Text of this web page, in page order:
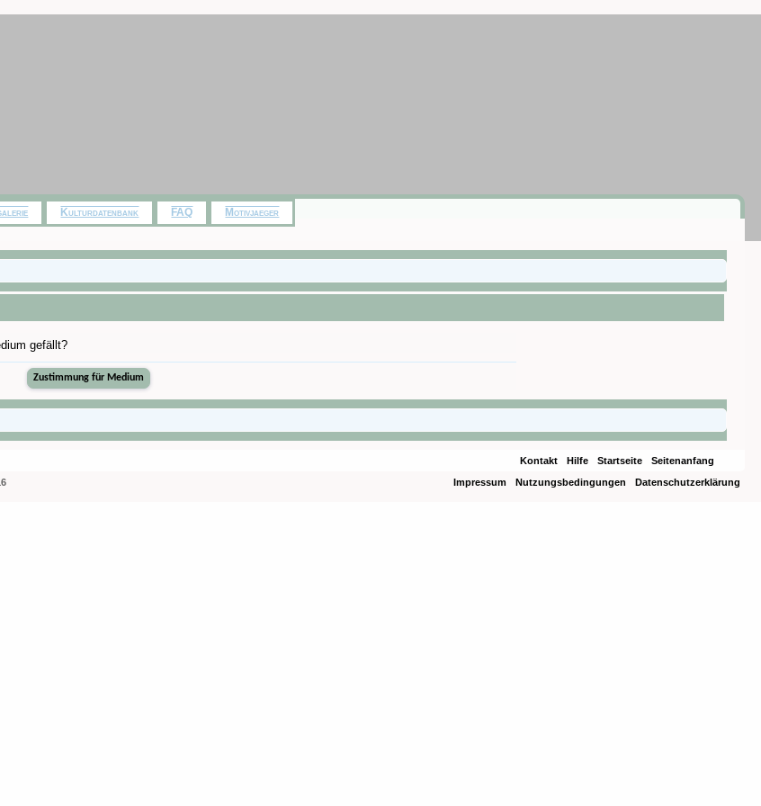
gefällt?
Kulturdatenbank FAQ Motivjaeger
Kontakt Hilfe Startseite
Seitenanfang
Impressum
Nutzungsbedingungen Datenschutzerklärung